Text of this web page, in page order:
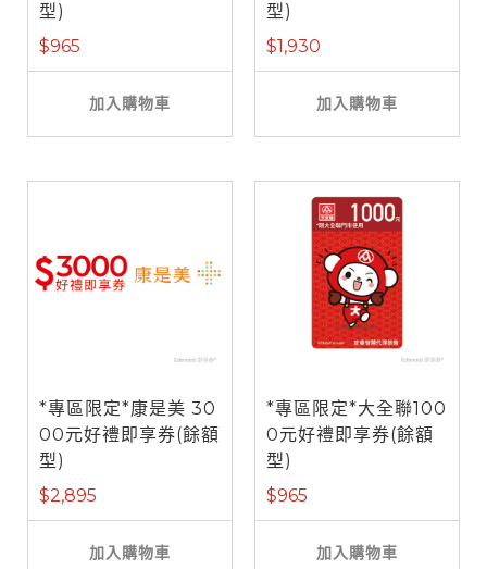
型)
$965
加入購物車
型)
$1,930
加入購物車
*專區限定*康是美 30
00元好禮即享券(餘額
型)
$2,895
加入購物車
*專區限定*大全聯100
0元好禮即享券(餘額
型)
$965
加入購物車